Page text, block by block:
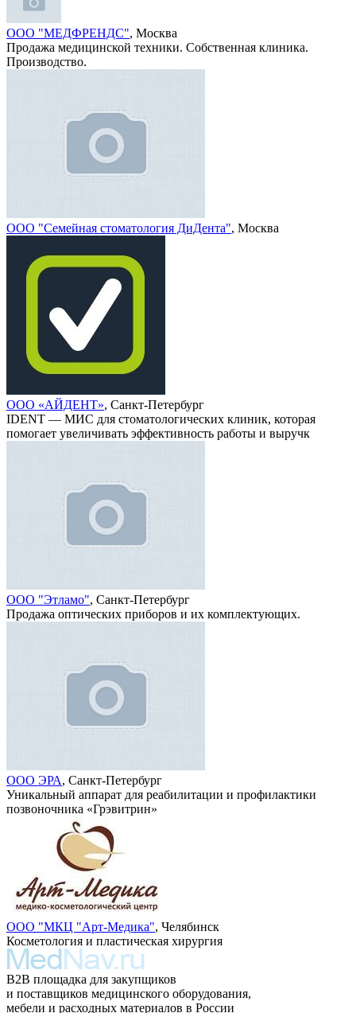
ООО "МЕДФРЕНДС", Москва
Продажа медицинской техники. Собственная клиника.
Производство.
ООО "Семейная стоматология ДиДента", Москва
ООО «АЙДЕНТ», Санкт-Петербург
IDENT — МИС для стоматологических клиник, которая
помогает увеличивать эффективность работы и выручк
ООО "Этламо", Санкт-Петербург
Продажа оптических приборов и их комплектующих.
ООО ЭРА, Санкт-Петербург
Уникальный аппарат для реабилитации и профилактики
позвоночника «Грэвитрин»
ООО "МКЦ "Арт-Медика", Челябинск
Косметология и пластическая хирургия
B2B площадка для закупщиков
и поставщиков медицинского оборудования,
мебели и расходных материалов в России